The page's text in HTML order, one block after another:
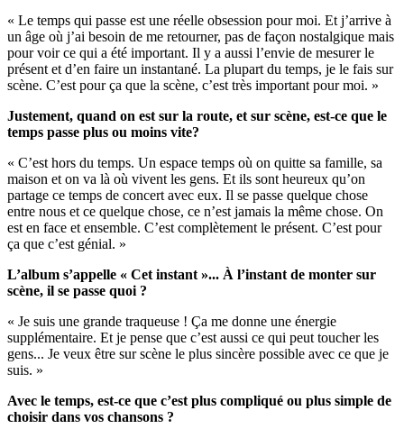
« Le temps qui passe est une réelle obsession pour moi. Et j’arrive à
un âge où j’ai besoin de me retourner, pas de façon nostalgique mais
pour voir ce qui a été important. Il y a aussi l’envie de mesurer le
présent et d’en faire un instantané. La plupart du temps, je le fais sur
scène. C’est pour ça que la scène, c’est très important pour moi. »
Justement, quand on est sur la route, et sur scène, est-ce que le
temps passe plus ou moins vite?
« C’est hors du temps. Un espace temps où on quitte sa famille, sa
maison et on va là où vivent les gens. Et ils sont heureux qu’on
partage ce temps de concert avec eux. Il se passe quelque chose
entre nous et ce quelque chose, ce n’est jamais la même chose. On
est en face et ensemble. C’est complètement le présent. C’est pour
ça que c’est génial. »
L’album s’appelle « Cet instant »... À l’instant de monter sur
scène, il se passe quoi ?
« Je suis une grande traqueuse ! Ça me donne une énergie
supplémentaire. Et je pense que c’est aussi ce qui peut toucher les
gens... Je veux être sur scène le plus sincère possible avec ce que je
suis. »
Avec le temps, est-ce que c’est plus compliqué ou plus simple de
choisir dans vos chansons ?